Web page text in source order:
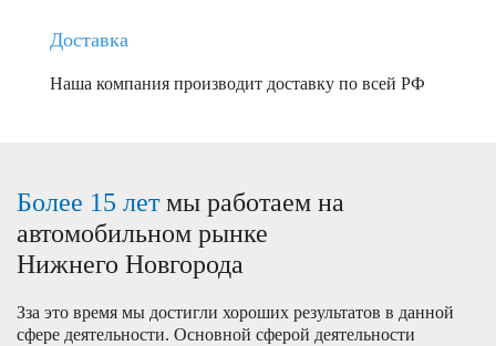
Доставка
Наша компания производит доставку по всей РФ
Более 15 летмы работаем на
автомобильном рынке
Нижнего Новгорода
Зза это время мы достигли хороших результатов в данной
сфере деятельности. Основной сферой деятельности